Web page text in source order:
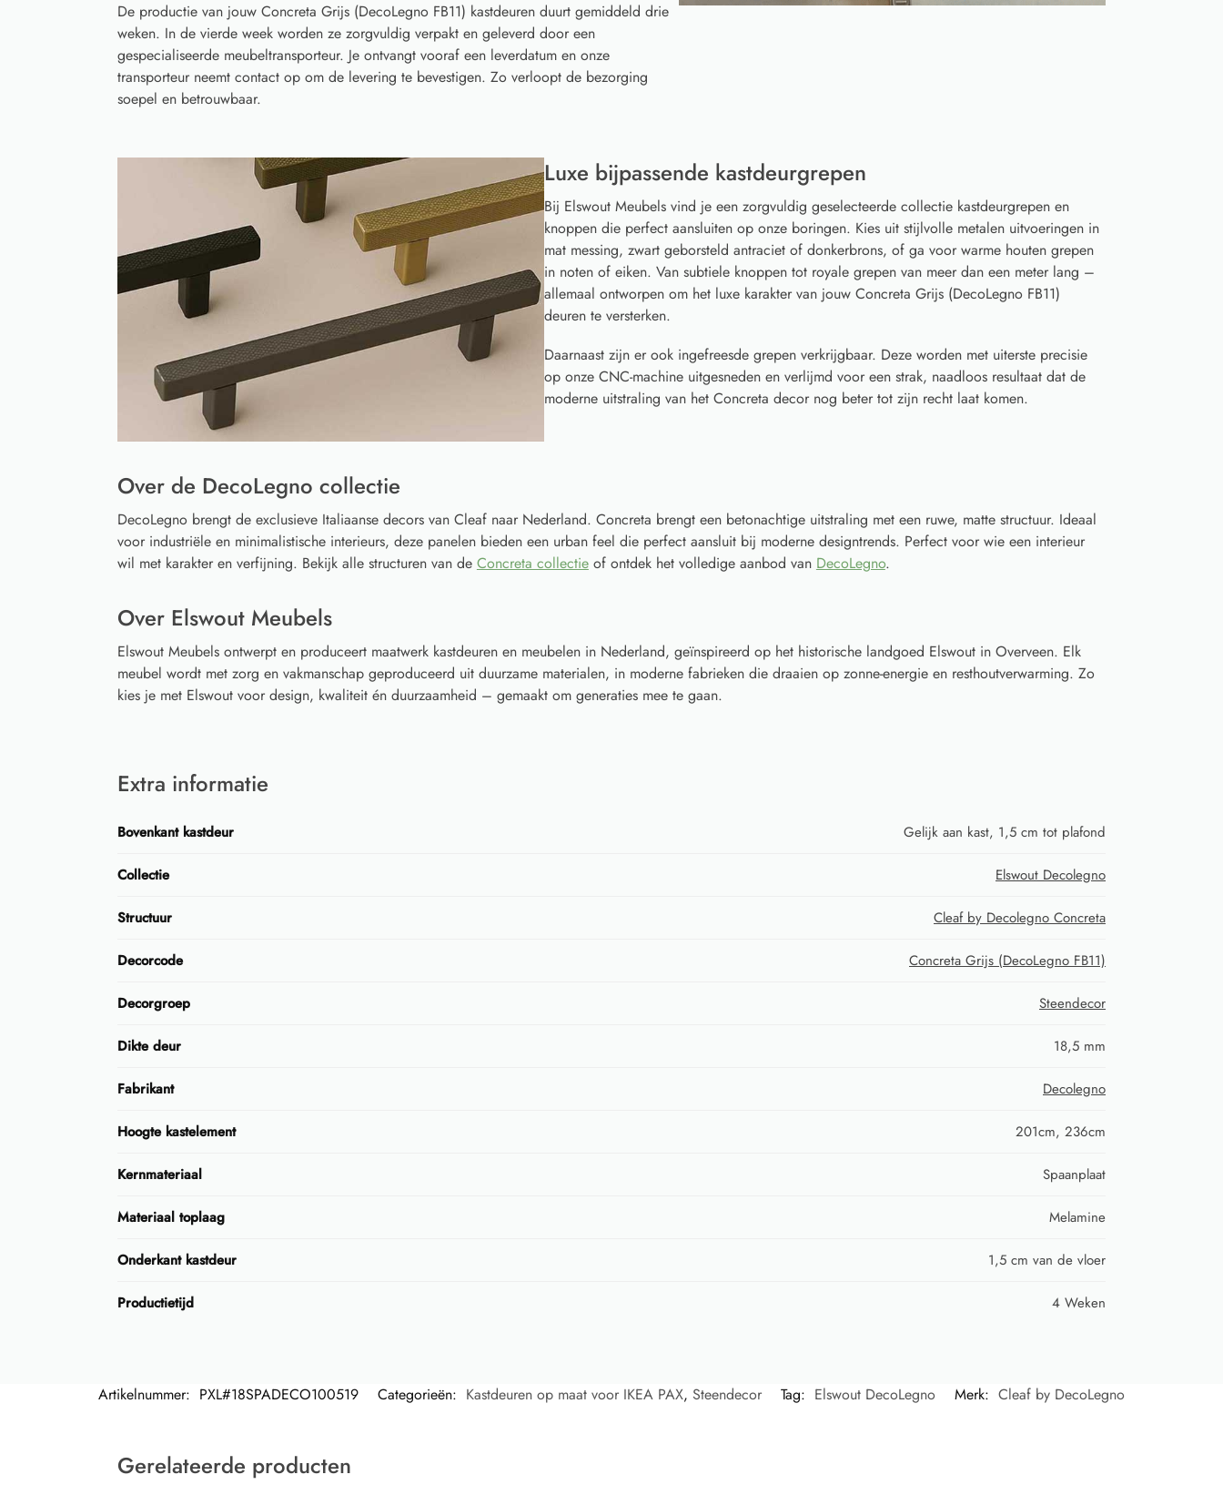
De productie van jouw Concreta Grijs (DecoLegno FB11) kastdeuren duurt gemiddeld drie
weken. In de vierde week worden ze zorgvuldig verpakt en geleverd door een
gespecialiseerde meubeltransporteur. Je ontvangt vooraf een leverdatum en onze
transporteur neemt contact op om de levering te bevestigen. Zo verloopt de bezorging
soepel en betrouwbaar.
Luxe bijpassende kastdeurgrepen
Bij Elswout Meubels vind je een zorgvuldig geselecteerde collectie kastdeurgrepen en
knoppen die perfect aansluiten op onze boringen. Kies uit stijlvolle metalen uitvoeringen in
mat messing, zwart geborsteld antraciet of donkerbrons, of ga voor warme houten grepen
in noten of eiken. Van subtiele knoppen tot royale grepen van meer dan een meter lang –
allemaal ontworpen om het luxe karakter van jouw Concreta Grijs (DecoLegno FB11)
deuren te versterken.
Daarnaast zijn er ook ingefreesde grepen verkrijgbaar. Deze worden met uiterste precisie
op onze CNC-machine uitgesneden en verlijmd voor een strak, naadloos resultaat dat de
moderne uitstraling van het Concreta decor nog beter tot zijn recht laat komen.
Over de DecoLegno collectie
DecoLegno brengt de exclusieve Italiaanse decors van Cleaf naar Nederland. Concreta brengt een betonachtige uitstraling met een ruwe, matte structuur. Ideaal
voor industriële en minimalistische interieurs, deze panelen bieden een urban feel die perfect aansluit bij moderne designtrends. Perfect voor wie een interieur
wil met karakter en verfijning. Bekijk alle structuren van de Concreta collectieof ontdek het volledige aanbod van DecoLegno.
Over Elswout Meubels
Elswout Meubels ontwerpt en produceert maatwerk kastdeuren en meubelen in Nederland, geïnspireerd op het historische landgoed Elswout in Overveen. Elk
meubel wordt met zorg en vakmanschap geproduceerd uit duurzame materialen, in moderne fabrieken die draaien op zonne-energie en resthoutverwarming. Zo
kies je met Elswout voor design, kwaliteit én duurzaamheid – gemaakt om generaties mee te gaan.
Extra informatie
Bovenkant kastdeur Gelijk aan kast, 1,5 cm tot plafond
Collectie Elswout Decolegno
Structuur Cleaf by Decolegno Concreta
Decorcode Concreta Grijs (DecoLegno FB11)
Decorgroep Steendecor
Dikte deur 18,5 mm
Fabrikant Decolegno
Hoogte kastelement 201cm, 236cm
Kernmateriaal Spaanplaat
Materiaal toplaag Melamine
Onderkant kastdeur 1,5 cm van de vloer
Productietijd 4 Weken
Artikelnummer: PXL#18SPADECO100519 Categorieën: Kastdeuren op maat voor IKEA PAX, Steendecor Tag: Elswout DecoLegno Merk: Cleaf by DecoLegno
Gerelateerde producten